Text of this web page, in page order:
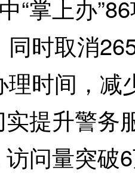
“掌上办
同时取消
理时间，减
提升警务
问量突破